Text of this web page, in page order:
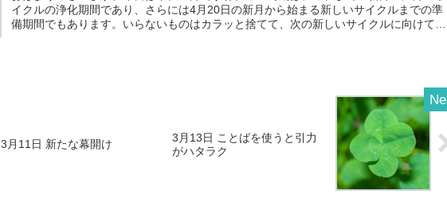
イクルの浄化期間であり、さらには4月20日の新月から始まる新しいサイクルまでの準
備期間でもあります。いらないものはカラッと捨てて、次の新しいサイクルに向けて心
3月11日 新たな幕開け
3月13日 ことばを使うと引力
がハタラク